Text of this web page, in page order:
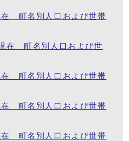
町名別人口および世帯
在 町名別人口および世
町名別人口および世帯
町名別人口および世帯
町名別人口および世帯